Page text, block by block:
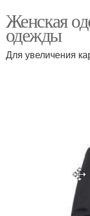
Женская
одежды
Для увеличения